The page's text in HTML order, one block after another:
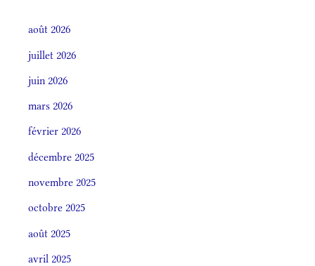
août 2026
juillet 2026
juin 2026
mars 2026
février 2026
décembre 2025
novembre 2025
octobre 2025
août 2025
avril 2025